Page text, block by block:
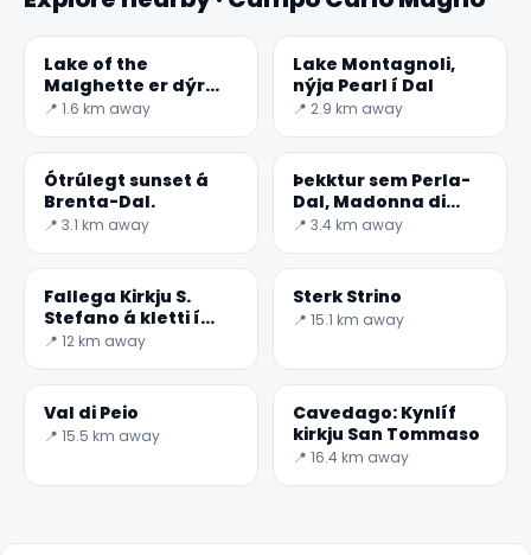
Lake of the
Malghette er dýr
lake í norðvestri
📍 1.6 km away
Lake Montagnoli,
nýja Pearl í Dal
📍 2.9 km away
Ótrúlegt sunset á
Brenta-Dal.
📍 3.1 km away
Þekktur sem Perla-
Dal, Madonna di
Flora
📍 3.4 km away
Fallega Kirkju S.
Stefano á kletti í
Carisolo
📍 12 km away
Sterk Strino
📍 15.1 km away
Val di Peio
📍 15.5 km away
Cavedago: Kynlíf
kirkju San Tommaso
📍 16.4 km away